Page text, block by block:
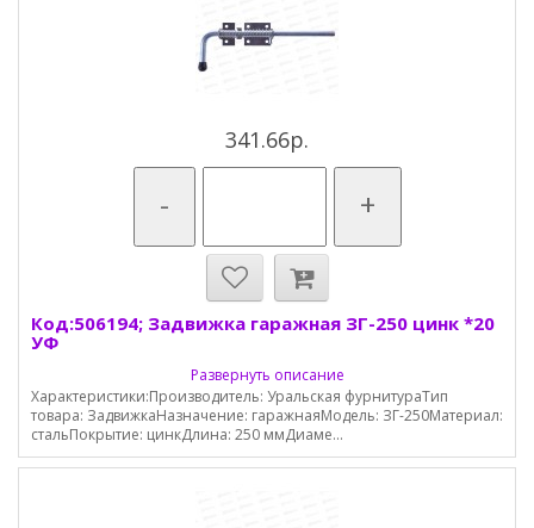
341.66р.
- +
Код:506194; Задвижка гаражная ЗГ-250 цинк *20
УФ
Развернуть описание
Характеристики:Производитель: Уральская фурнитураТип
товара: ЗадвижкаНазначение: гаражнаяМодель: ЗГ-250Материал:
стальПокрытие: цинкДлина: 250 ммДиаме...